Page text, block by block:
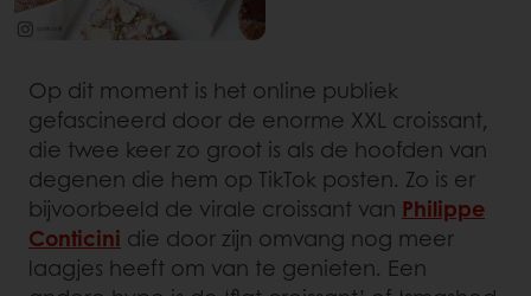
Op dit moment is het online publiek
gefascineerd door de enorme XXL croissant,
die twee keer zo groot is als de hoofden van
degenen die hem op TikTok posten. Zo is er
bijvoorbeeld de virale croissant van Philippe
Conticini die door zijn omvang nog meer
laagjes heeft om van te genieten. Een